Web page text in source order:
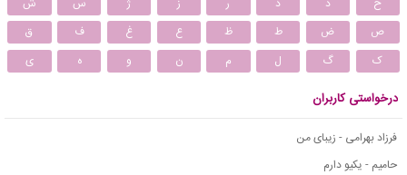
ص
ض ط ظ ع غ ف
ق
ک
گ ل م ن و ه ی
درخواستی کاربران
فرزاد بهرامی - زیبای من
حامیم - یکیو دارم